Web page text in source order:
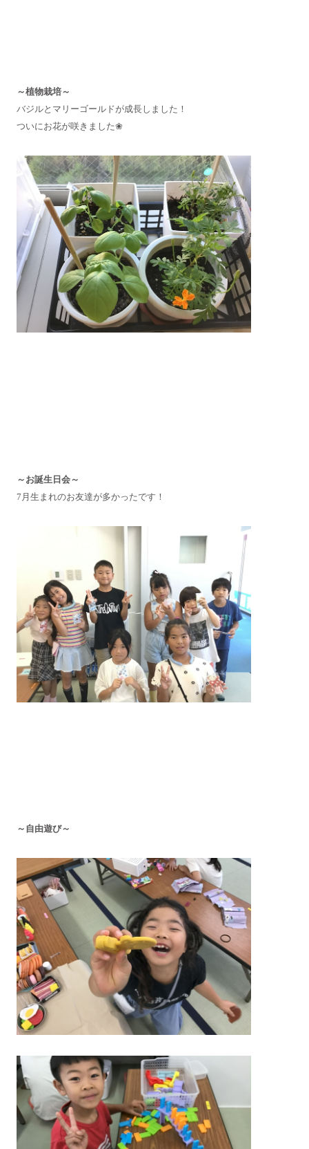
～植物栽培～
バジルとマリーゴールドが成長しました！
ついにお花が咲きました❀
～お誕生日会～
7月生まれのお友達が多かったです！
～自由遊び～